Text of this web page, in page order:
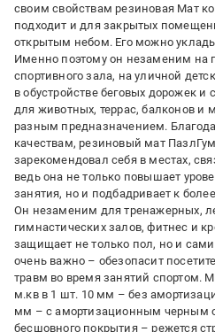
своим свойствам резиновая Мат
подходит и для закрытых
открытым небом. Его можно
Именно поэтому он незаменим на
спортивного зала, на уличной
в обустройстве беговых дорожек
для животных, террас, балконов и
разным предназначением.
качествам, резиновый мат
зарекомендовал себя в местах,
ведь она не только повышает
занятия, но и подбадривает к
Он незаменим для тренажерных,
гимнастических залов, фитнес и
защищает не только пол, но и
очень важно – обезопасит
травм во время занятий спортом.
м.кв в 1 шт. 10 мм – без
мм – с амортизационным черным
бесшовного покрытия – режется